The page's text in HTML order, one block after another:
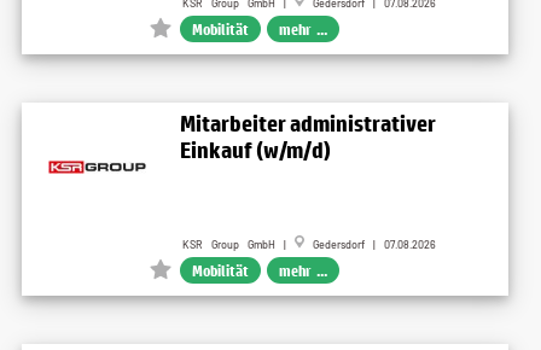
KSR Group GmbH | Gedersdorf | 07.08.2026
Mobilität mehr ...
Mitarbeiter administrativer
Einkauf (w/m/d)
KSR Group GmbH | Gedersdorf | 07.08.2026
Mobilität mehr ...